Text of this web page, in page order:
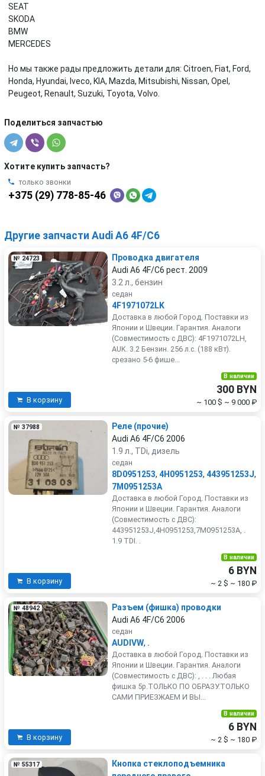
SEAT
SKODA
BMW
MERCEDES
Но мы также рады предложить детали для: Citroen, Fiat, Ford,
Honda, Hyundai, Iveco, KIA, Mazda, Mitsubishi, Nissan, Opel,
Peugeot, Renault, Suzuki, Toyota, Volvo.
Поделиться запчастью
Хотите купить запчасть?
только звонки
+375 (29) 778-85-46
Другие запчасти Audi A6 4F/C6
№ 24723
Проводка двигателя
Audi A6 4F/C6 рест. 2009
3.2 л., бензин
седан
4F1971072LK
Доставка в любой Город. Поставки из
Японии и Швеции. Гарантия. Аналоги
(Совместимость с ДВС): 4F1971072LH,
AUK. 3.2 Бензин. 256 л.с. (188 кВт).
срезано 5-6 фише...
В корзину
В наличии
300 BYN
~ 100 $ ~ 9 000 ₽
№ 37988
Реле (прочие)
Audi A6 4F/C6 2006
1.9 л., TDi, дизель
седан
8D0951253, 4H0951253, 443951253J,
7M0951253A
Доставка в любой Город. Поставки из
Японии и Швеции. Гарантия. Аналоги
(Совместимость с ДВС):
443951253J,4H0951253,7M0951253A, .
1.9 TDI. .
В корзину
В наличии
6 BYN
~ 2 $ ~ 180 ₽
№ 48942
Разъем (фишка) проводки
Audi A6 4F/C6 2006
седан
AUDIVW, .
Доставка в любой Город. Поставки из
Японии и Швеции. Гарантия. Аналоги
(Совместимость с ДВС): , . . . Любая
фишка 5р.ТОЛЬКО ПО ОБРАЗУ.ТОЛЬКО
САМИ ПРИЕЗЖАЕМ И ВЫ...
В корзину
В наличии
6 BYN
~ 2 $ ~ 180 ₽
№ 55317
Кнопка стеклоподъемника